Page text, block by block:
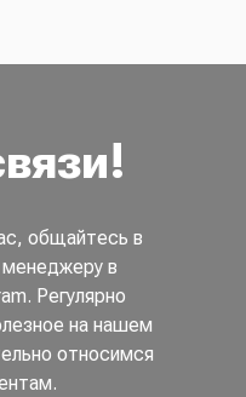
общайтесь в
в
Регулярно
на нашем
относимся